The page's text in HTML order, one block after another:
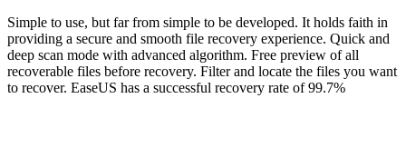
Simple to use, but far from simple to be developed. It holds faith in
providing a secure and smooth file recovery experience. Quick and
deep scan mode with advanced algorithm. Free preview of all
recoverable files before recovery. Filter and locate the files you want
to recover. EaseUS has a successful recovery rate of 99.7%